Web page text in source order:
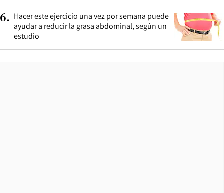
6. Hacer este ejercicio una vez por semana puede
ayudar a reducir la grasa abdominal, según un
estudio